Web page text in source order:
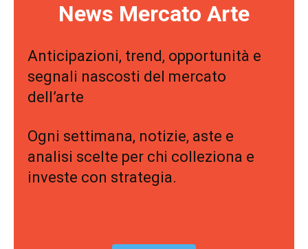
News Mercato Arte
Anticipazioni, trend, opportunità e
segnali nascosti del mercato
dell’arte
Ogni settimana, notizie, aste e
analisi scelte per chi colleziona e
investe con strategia.
Sono un
No
ISCRIVITI!